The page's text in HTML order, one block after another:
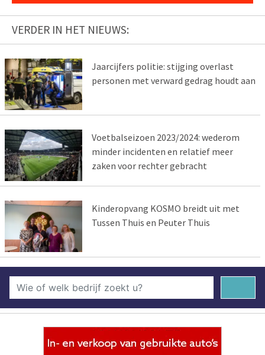
VERDER IN HET NIEUWS:
Jaarcijfers politie: stijging overlast
personen met verward gedrag houdt aan
Voetbalseizoen 2023/2024: wederom
minder incidenten en relatief meer
zaken voor rechter gebracht
Kinderopvang KOSMO breidt uit met
Tussen Thuis en Peuter Thuis